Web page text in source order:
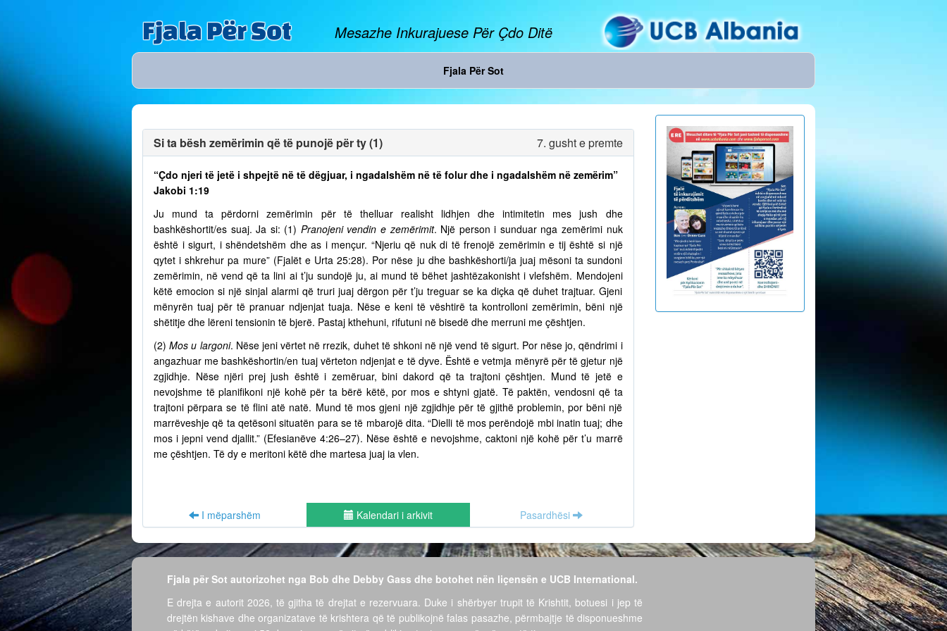
Fjala Për Sot Mesazhe Inkurajuese Për Çdo Ditë
Fjala Për Sot
Si ta bësh zemërimin që të punojë për ty (1) 7. gusht e premte
“Çdo njeri të jetë i shpejtë në të dëgjuar, i ngadalshëm në të folur dhe i ngadalshëm në zemërim”
Jakobi 1:19
Ju mund ta përdorni zemërimin për të thelluar realisht lidhjen dhe intimitetin mes jush dhe
bashkëshortit/es suaj. Ja si: (1) Pranojeni vendin e zemërimit. Një person i sunduar nga zemërimi nuk
është i sigurt, i shëndetshëm dhe as i mençur. “Njeriu që nuk di të frenojë zemërimin e tij është si një
qytet i shkrehur pa mure” (Fjalët e Urta 25:28). Por nëse ju dhe bashkëshorti/ja juaj mësoni ta sundoni
zemërimin, në vend që ta lini ai t’ju sundojë ju, ai mund të bëhet jashtëzakonisht i vlefshëm. Mendojeni
këtë emocion si një sinjal alarmi që truri juaj dërgon për t’ju treguar se ka diçka që duhet trajtuar. Gjeni
mënyrën tuaj për të pranuar ndjenjat tuaja. Nëse e keni të vështirë ta kontrolloni zemërimin, bëni një
shëtitje dhe lëreni tensionin të bjerë. Pastaj kthehuni, rifutuni në bisedë dhe merruni me çështjen.
(2)Mos u largoni. Nëse jeni vërtet në rrezik, duhet të shkoni në një vend të sigurt. Por nëse jo, qëndrimi i
angazhuar me bashkëshortin/en tuaj vërteton ndjenjat e të dyve. Është e vetmja mënyrë për të gjetur një
zgjidhje. Nëse njëri prej jush është i zemëruar, bini dakord që ta trajtoni çështjen. Mund të jetë e
nevojshme të planifikoni një kohë për ta bërë këtë, por mos e shtyni gjatë. Të paktën, vendosni që ta
trajtoni përpara se të flini atë natë. Mund të mos gjeni një zgjidhje për të gjithë problemin, por bëni një
marrëveshje që ta qetësoni situatën para se të mbarojë dita. “Dielli të mos perëndojë mbi inatin tuaj; dhe
mos i jepni vend djallit.” (Efesianëve 4:26–27). Nëse është e nevojshme, caktoni një kohë për t’u marrë
me çështjen. Të dy e meritoni këtë dhe martesa juaj ia vlen.
I mëparshëm Kalendari i arkivit Pasardhësi
Fjala për Sot autorizohet nga Bob dhe Debby Gass dhe botohet nën liçensën e UCB International.
E drejta e autorit 2026, të gjitha të drejtat e rezervuara. Duke i shërbyer trupit të Krishtit, botuesi i jep të
drejtën kishave dhe organizatave të krishtera që të publikojnë falas pasazhe, përmbajtje të disponueshme